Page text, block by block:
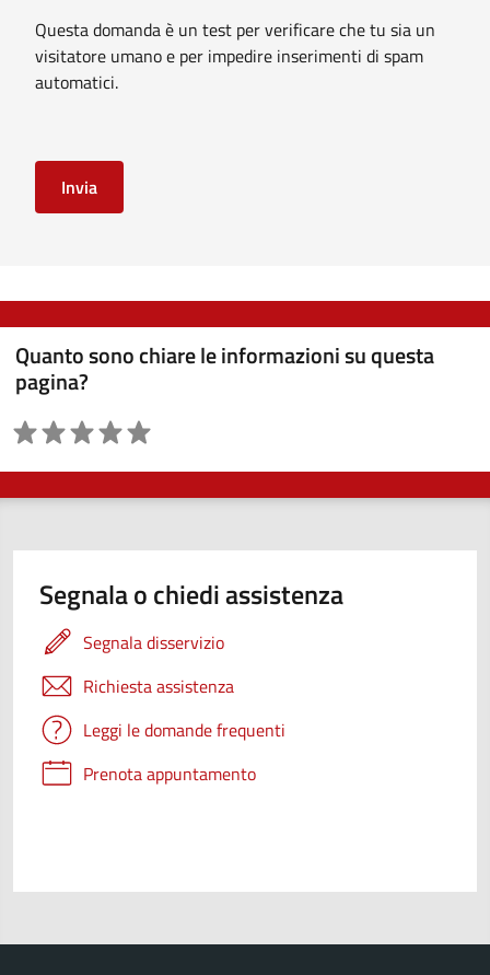
Questa domanda è un test per verificare che tu sia un
visitatore umano e per impedire inserimenti di spam
automatici.
Quanto sono chiare le informazioni su questa
pagina?
Valutazione
Segnala o chiedi assistenza
Segnala disservizio
Richiesta assistenza
Leggi le domande frequenti
Prenota appuntamento